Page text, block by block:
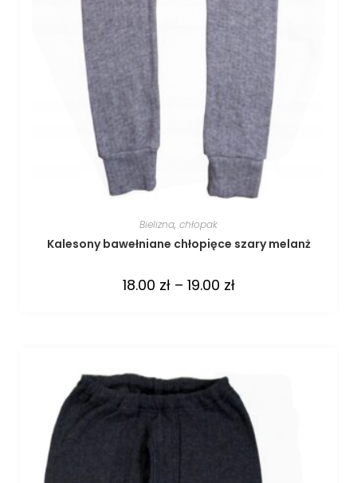
Bielizna, chłopak
Kalesony bawełniane chłopięce szary melanż
18.00 zł – 19.00 zł